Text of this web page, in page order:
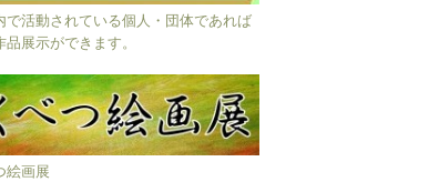
で活動されている個人・団体であれば
展示ができます。
絵画展